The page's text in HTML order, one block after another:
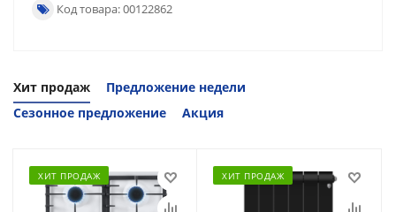
Код товара: 00122862
Хит продаж
Предложение недели
Сезонное предложение
Акция
ХИТ ПРОДАЖ ХИТ ПРОДАЖ